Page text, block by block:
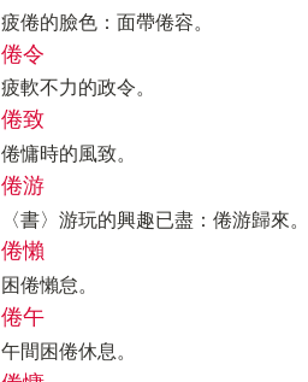
疲倦的臉色：面帶倦容。
倦令
疲軟不力的政令。
倦致
倦慵時的風致。
倦游
〈書〉游玩的興趣已盡：倦游歸來。
倦懶
困倦懶怠。
倦午
午間困倦休息。